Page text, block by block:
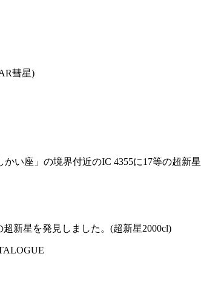
彗星)
い座」の境界付近のIC 4355に17等の超新
超新星を発見しました。(超新星2000cl)